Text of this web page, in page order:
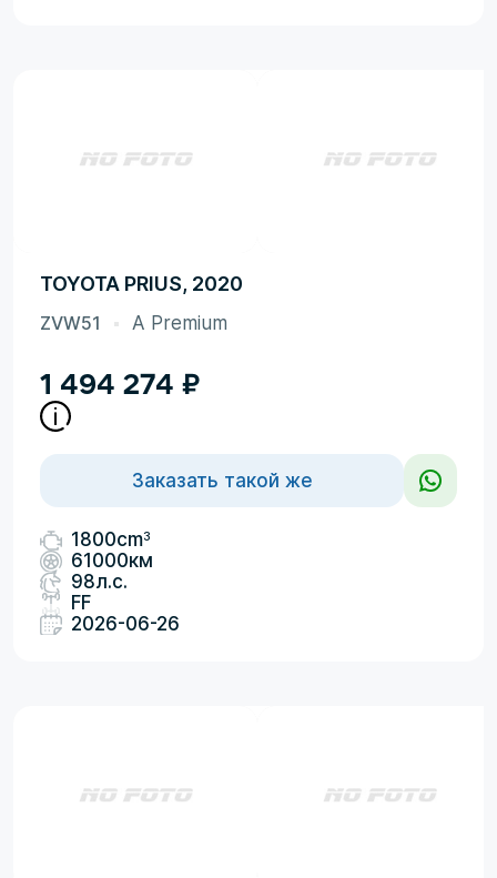
TOYOTA PRIUS, 2020
ZVW51 A Premium
1 494 274 ₽
Заказать такой же
1800cm3
61000км
98л.с.
FF
2026-06-26